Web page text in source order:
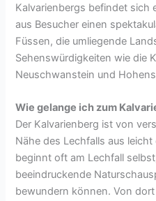
Kalvarienbergs befindet sich
aus Besucher einen
Füssen, die umliegende
Sehenswürdigkeiten wie die
Neuschwanstein und
Wie gelange ich zum
Der Kalvarienberg ist von
Nähe des Lechfalls aus
beginnt oft am Lechfall
beeindruckende
bewundern können. Von